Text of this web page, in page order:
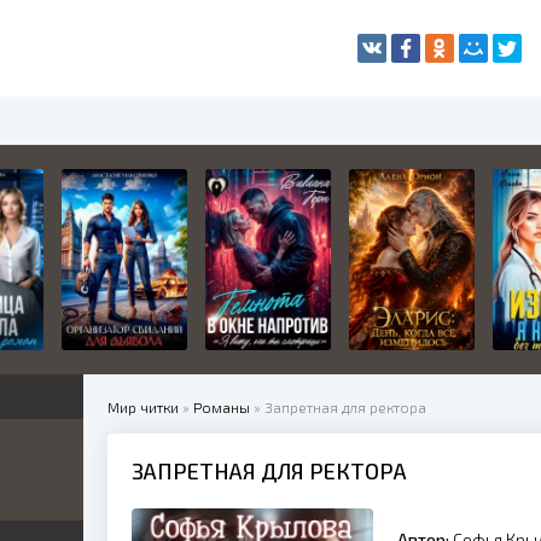
Мир читки » Романы » Запретная для ректора
ЗАПРЕТНАЯ ДЛЯ РЕКТОРА